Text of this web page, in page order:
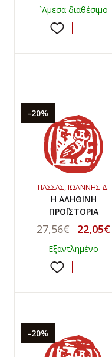
`Αμεσα διαθέσιμο
-20%
ΠΑΣΣΑΣ, ΙΩΑΝΝΗΣ Δ.
Η ΑΛΗΘΙΝΗ
ΠΡΟΪΣΤΟΡΙΑ
27,56€ 22,05€
Εξαντλημένο
-20%